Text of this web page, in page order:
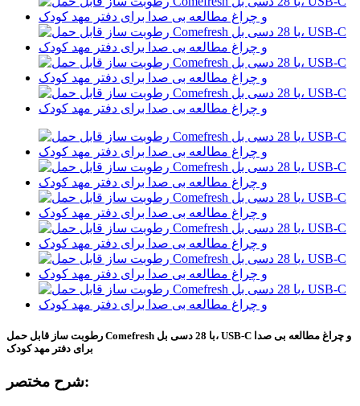
رطوبت ساز قابل حمل Comefresh با 28 دسی بل، USB-C و چراغ مطالعه بی صدا
برای دفتر مهد کودک
شرح مختصر: